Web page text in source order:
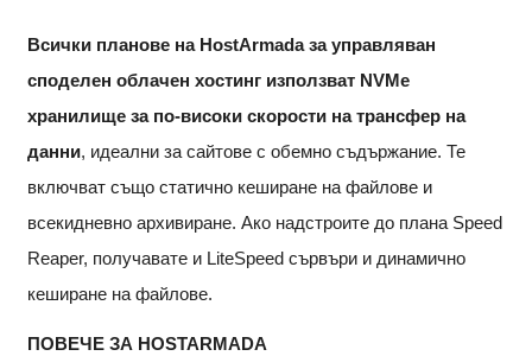
Всички планове на HostArmada за управляван
споделен облачен хостинг използват NVMe
хранилище за по-високи скорости на трансфер на
данни, идеални за сайтове с обемно съдържание. Те
включват също статично кеширане на файлове и
всекидневно архивиране. Ако надстроите до плана Speed
​​Reaper, получавате и LiteSpeed ​​сървъри и динамично
кеширане на файлове.
ПОВЕЧЕ ЗА HOSTARMADA